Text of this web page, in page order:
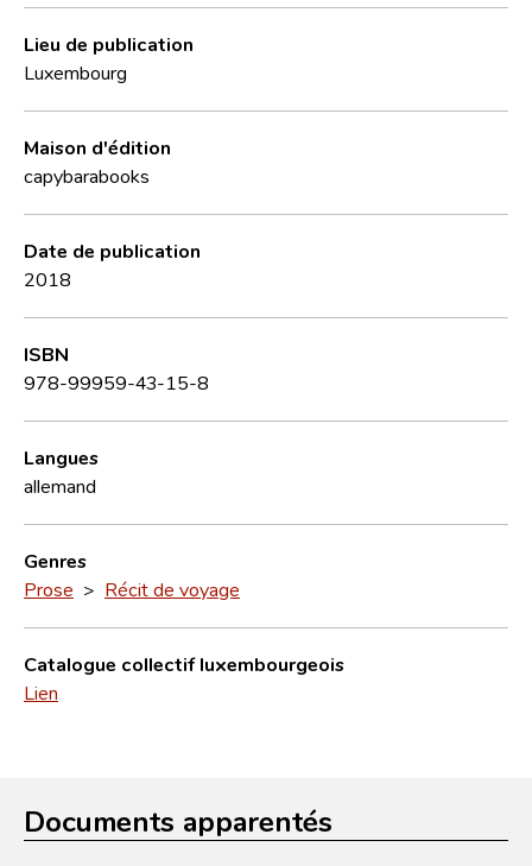
Lieu de publication
Luxembourg
Maison d'édition
capybarabooks
Date de publication
2018
ISBN
978-99959-43-15-8
Langues
allemand
Genres
Prose > Récit de voyage
Catalogue collectif luxembourgeois
Lien
Documents apparentés